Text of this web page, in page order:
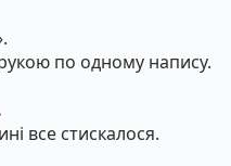
по одному напису.
все стискалося.